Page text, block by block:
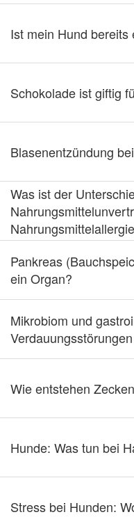
Ist mein Hund bereits
Schokolade ist giftig
Blasenentzündung
Was ist der
Pankreas
ein Organ?
Mikrobiom und
Wie entstehen
Hunde: Was tun bei
Stress bei Hunden: